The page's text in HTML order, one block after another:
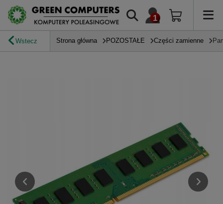
Wstecz Strona główna POZOSTAŁE Części zamienne